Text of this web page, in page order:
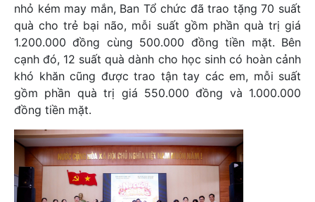
nhỏ kém may mắn, Ban Tổ chức đã trao tặng 70 suất
quà cho trẻ bại não, mỗi suất gồm phần quà trị giá
1.200.000 đồng cùng 500.000 đồng tiền mặt. Bên
cạnh đó, 12 suất quà dành cho học sinh có hoàn cảnh
khó khăn cũng được trao tận tay các em, mỗi suất
gồm phần quà trị giá 550.000 đồng và 1.000.000
đồng tiền mặt.